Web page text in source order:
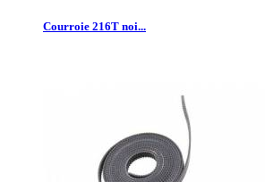
Courroie 216T noi...